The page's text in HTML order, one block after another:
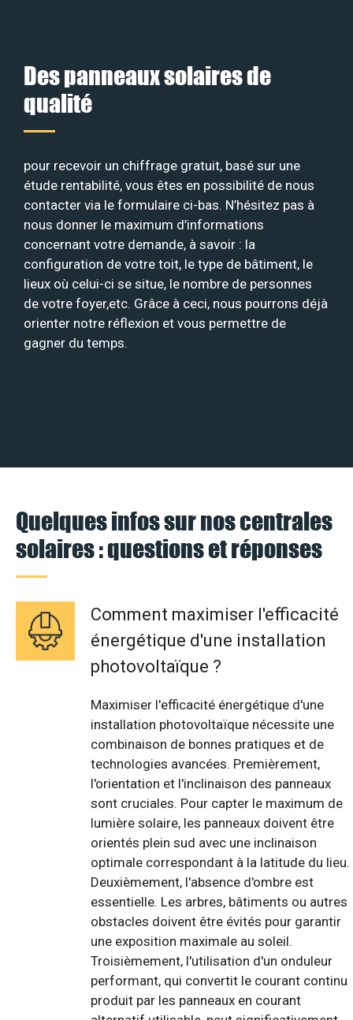
Des panneaux solaires de
qualité
pour recevoir un chiffrage gratuit, basé sur une
étude rentabilité, vous êtes en possibilité de nous
contacter via le formulaire ci-bas. N’hésitez pas à
nous donner le maximum d’informations
concernant votre demande, à savoir : la
configuration de votre toit, le type de bâtiment, le
lieux où celui-ci se situe, le nombre de personnes
de votre foyer,etc. Grâce à ceci, nous pourrons déjà
orienter notre réflexion et vous permettre de
gagner du temps.
Quelques infos sur nos centrales
solaires : questions et réponses
Comment maximiser l'efficacité
énergétique d'une installation
photovoltaïque ?
Maximiser l'efficacité énergétique d'une
installation photovoltaïque nécessite une
combinaison de bonnes pratiques et de
technologies avancées. Premièrement,
l'orientation et l'inclinaison des panneaux
sont cruciales. Pour capter le maximum de
lumière solaire, les panneaux doivent être
orientés plein sud avec une inclinaison
optimale correspondant à la latitude du lieu.
Deuxièmement, l'absence d'ombre est
essentielle. Les arbres, bâtiments ou autres
obstacles doivent être évités pour garantir
une exposition maximale au soleil.
Troisièmement, l'utilisation d'un onduleur
performant, qui convertit le courant continu
produit par les panneaux en courant